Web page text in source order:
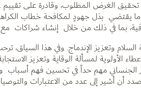
الغرض المطلوب، وقادرة على تقييم
يقتضي بذل جهودٍ لمكافحة خطاب
بما في ذلك من خلال إنشاء شراكات
وتعزيز الإندماج. وفي هذا السياق،
الجنساني مهم حداً في تحسين فهم أسباب
أن أشير إلى عدد من الاعتبارات